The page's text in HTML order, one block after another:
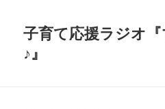
子育て応援ラジオ
♪』